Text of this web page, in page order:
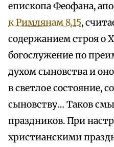
епископа Феофана,
к Римлянам 8,15,
содержанием строя о
богослужение по
духом сыновства и
в светлое состояние,
сыновству… Таков
праздников. При
христианскими